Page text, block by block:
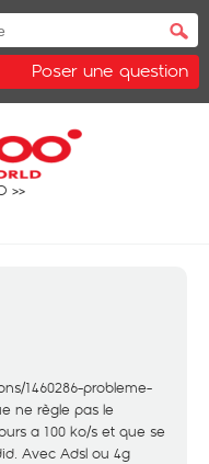
Poser une question
1460286-probleme-
ne règle pas le
a 100 ko/s et que se
Avec Adsl ou 4g